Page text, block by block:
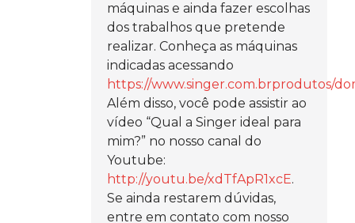
máquinas e ainda fazer escolhas
dos trabalhos que pretende
realizar. Conheça as máquinas
indicadas acessando
https://www.singer.com.brprodutos/
Além disso, você pode assistir ao
vídeo “Qual a Singer ideal para
mim?” no nosso canal do
Youtube:
http://youtu.be/xdTfApR1xcE.
Se ainda restarem dúvidas,
entre em contato com nosso